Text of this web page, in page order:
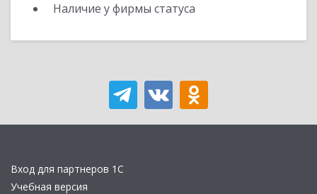
Наличие у фирмы статуса
Вход для партнеров 1С
Учебная версия